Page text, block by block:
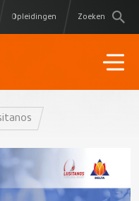
Opleidingen Zoeken